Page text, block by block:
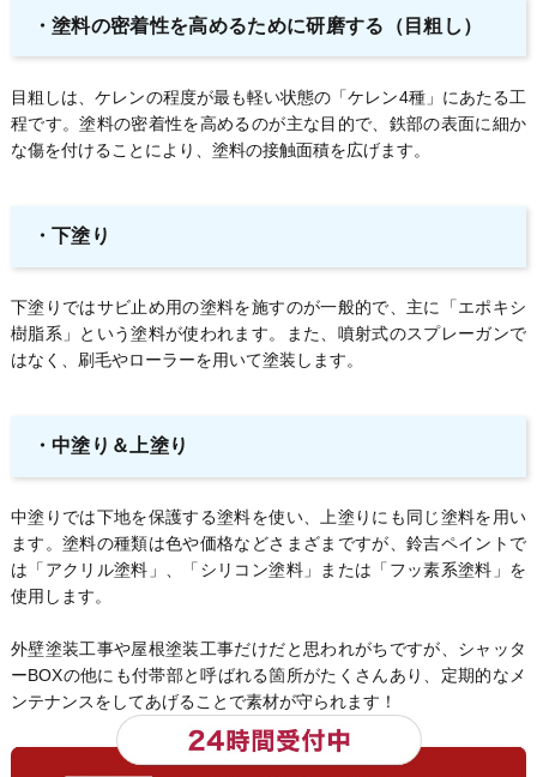
・塗料の密着性を高めるために研磨する（目粗し）
目粗しは、ケレンの程度が最も軽い状態の「ケレン4種」にあたる工
程です。塗料の密着性を高めるのが主な目的で、鉄部の表面に細か
な傷を付けることにより、塗料の接触面積を広げます。
・下塗り
下塗りではサビ止め用の塗料を施すのが一般的で、主に「エポキシ
樹脂系」という塗料が使われます。また、噴射式のスプレーガンで
はなく、刷毛やローラーを用いて塗装します。
・中塗り＆上塗り
中塗りでは下地を保護する塗料を使い、上塗りにも同じ塗料を用い
ます。塗料の種類は色や価格などさまざまですが、鈴吉ペイントで
は「アクリル塗料」、「シリコン塗料」または「フッ素系塗料」を
使用します。
外壁塗装工事や屋根塗装工事だけだと思われがちですが、シャッタ
ーBOXの他にも付帯部と呼ばれる箇所がたくさんあり、定期的なメ
ンテナンスをしてあげることで素材が守られます！